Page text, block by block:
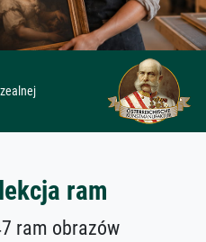
ram
ram obrazów